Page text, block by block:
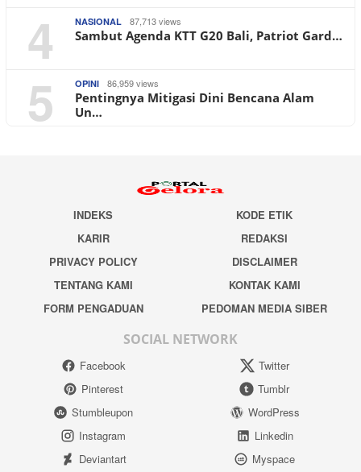
4 NASIONAL 87,713 views
Sambut Agenda KTT G20 Bali, Patriot Gard…
5 OPINI 86,959 views
Pentingnya Mitigasi Dini Bencana Alam
Un…
INDEKS
KODE ETIK
KARIR
REDAKSI
PRIVACY POLICY
DISCLAIMER
TENTANG KAMI
KONTAK KAMI
FORM PENGADUAN
PEDOMAN MEDIA SIBER
SOCIAL NETWORK
Facebook
Twitter
Pinterest
Tumblr
Stumbleupon
WordPress
Instagram
Linkedin
Deviantart
Myspace